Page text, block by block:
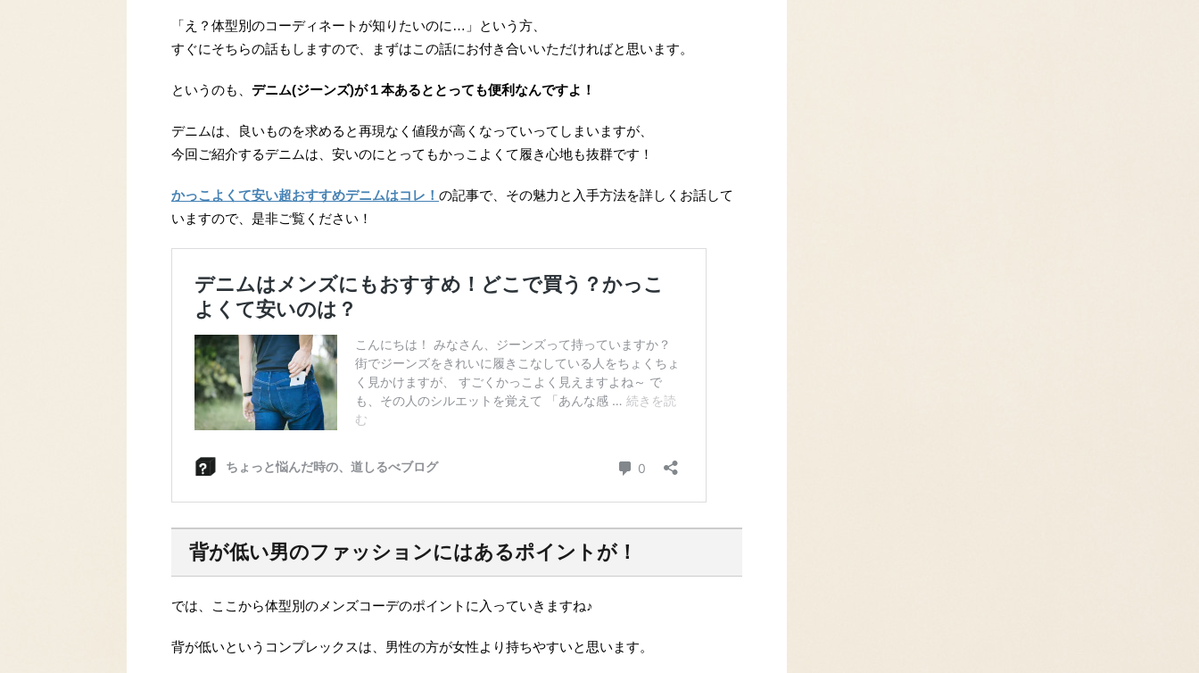
「え？体型別のコーディネートが知りたいのに…」という方、
すぐにそちらの話もしますので、まずはこの話にお付き合いいただければと思います。
というのも、 デニム(ジーンズ)が１本あるととっても便利なんですよ！
デニムは、良いものを求めると再現なく値段が高くなっていってしまいますが、
今回ご紹介するデニムは、安いのにとってもかっこよくて履き心地も抜群です！
かっこよくて安い超おすすめデニムはコレ！ の記事で、その魅力と入手方法を詳しくお話して
いますので、是非ご覧ください！
背が低い男のファッションにはあるポイントが！
では、ここから体型別のメンズコーデのポイントに入っていきますね♪
背が低いというコンプレックスは、男性の方が女性より持ちやすいと思います。